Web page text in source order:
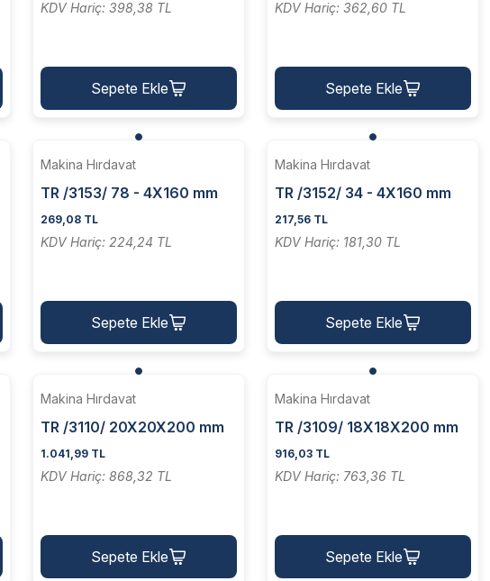
KDV Hariç: 398,38 TL
Sepete Ekle
KDV Hariç: 362,60 TL
Sepete Ekle
Makina Hırdavat
TR /3153/ 78 - 4X160 mm
HSS Torna Keski Kalemi
Yassı
269,08 TL
KDV Hariç: 224,24 TL
Sepete Ekle
Makina Hırdavat
TR /3152/ 34 - 4X160 mm
HSS Torna Keski Kalemi
Yassı
217,56 TL
KDV Hariç: 181,30 TL
Sepete Ekle
Makina Hırdavat
TR /3110/ 20X20X200 mm
HSS Torna Kalemi - 4 Köşeli
1.041,99 TL
KDV Hariç: 868,32 TL
Sepete Ekle
Makina Hırdavat
TR /3109/ 18X18X200 mm
HSS Torna Kalemi - 4 Köşeli
916,03 TL
KDV Hariç: 763,36 TL
Sepete Ekle